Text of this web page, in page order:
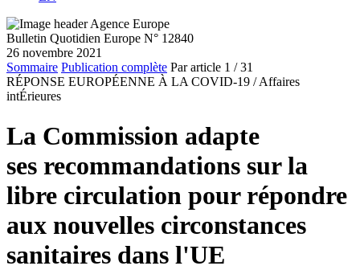
Bulletin Quotidien Europe N° 12840
26 novembre 2021
Sommaire Publication complète Par article 1 / 31
RÉPONSE EUROPÉENNE À LA COVID-19 / Affaires
intÉrieures
La Commission adapte
ses recommandations sur la
libre circulation pour répondre
aux nouvelles circonstances
sanitaires dans l'UE